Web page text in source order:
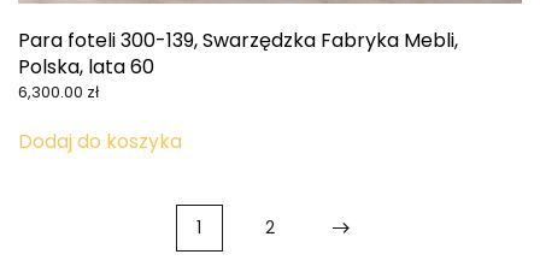
Para foteli 300-139, Swarzędzka Fabryka Mebli,
Polska, lata 60
6,300.00 zł
Dodaj do koszyka
1 2